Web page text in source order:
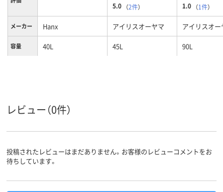
5.0 （2件） 1.0 （1件）
メーカー Hanx アイリスオーヤマ アイリスオー
容量 40L 45L 90L
レビュー（0件）
投稿されたレビューはまだありません。お客様のレビューコメントをお
待ちしています。